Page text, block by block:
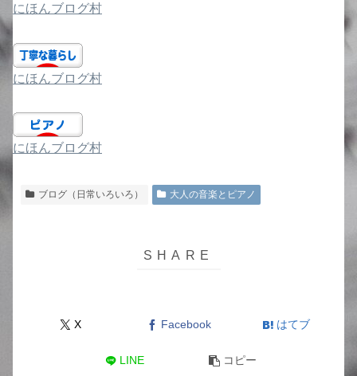
にほんブログ村
にほんブログ村
にほんブログ村
ブログ（日常いろいろ） 大人の音楽とピアノ
X Facebook はてブ
LINE コピー